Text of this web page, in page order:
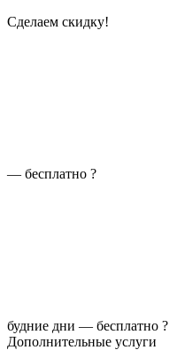
Сделаем скидку!
— бесплатно ?
будние дни — бесплатно ?
Дополнительные услуги